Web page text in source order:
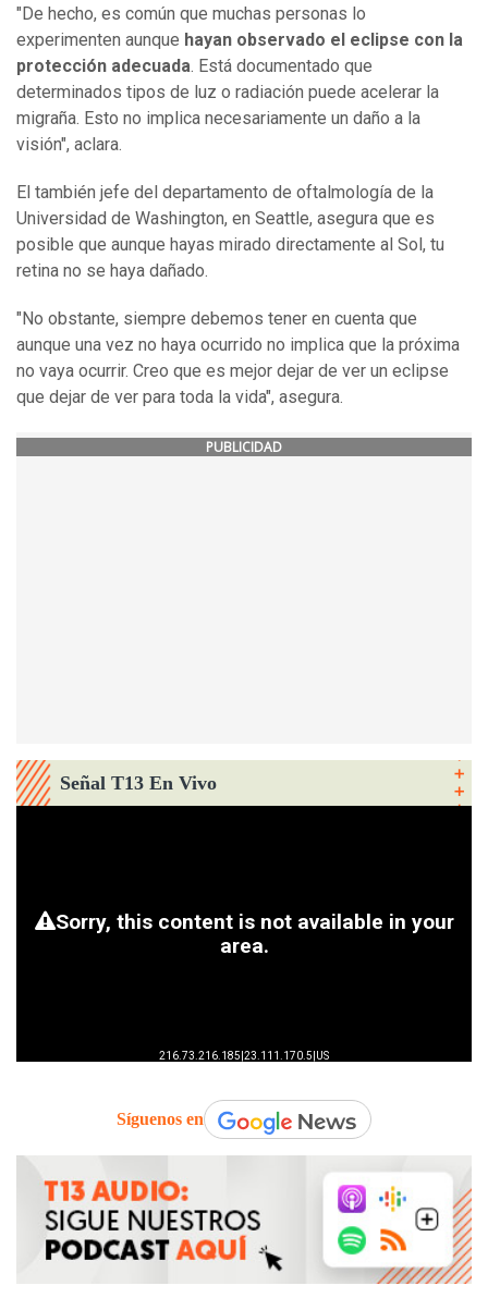
"De hecho, es común que muchas personas lo
experimenten aunque hayan observado el eclipse con la
protección adecuada. Está documentado que
determinados tipos de luz o radiación puede acelerar la
migraña. Esto no implica necesariamente un daño a la
visión", aclara.
El también jefe del departamento de oftalmología de la
Universidad de Washington, en Seattle, asegura que es
posible que aunque hayas mirado directamente al Sol, tu
retina no se haya dañado.
"No obstante, siempre debemos tener en cuenta que
aunque una vez no haya ocurrido no implica que la próxima
no vaya ocurrir. Creo que es mejor dejar de ver un eclipse
que dejar de ver para toda la vida", asegura.
PUBLICIDAD
Señal T13 En Vivo
Síguenos en